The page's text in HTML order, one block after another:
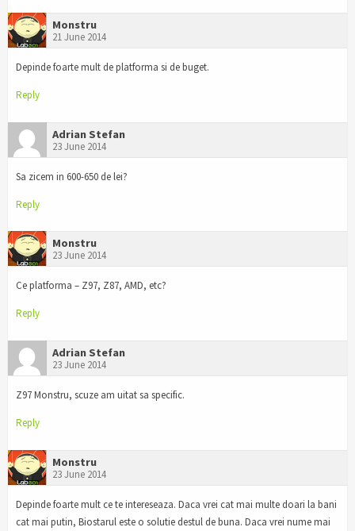
Monstru
21 June 2014
Depinde foarte mult de platforma si de buget.
Reply
Adrian Stefan
23 June 2014
Sa zicem in 600-650 de lei?
Reply
Monstru
23 June 2014
Ce platforma – Z97, Z87, AMD, etc?
Reply
Adrian Stefan
23 June 2014
Z97 Monstru, scuze am uitat sa specific.
Reply
Monstru
23 June 2014
Depinde foarte mult ce te intereseaza. Daca vrei cat mai multe doari la bani
cat mai putin, Biostarul este o solutie destul de buna. Daca vrei nume mai